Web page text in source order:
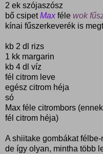
2 ek szójaszósz
bő csipetMaxféle wok
kínai fűszerkeverék is
kb 2 dl rizs
1 kk margarin
kb 4 dl víz
fél citrom leve
egész citrom héja
só
Max féle citrombors
fél citrom héja)
A shiitake gombákat
de így olyan, mintha több